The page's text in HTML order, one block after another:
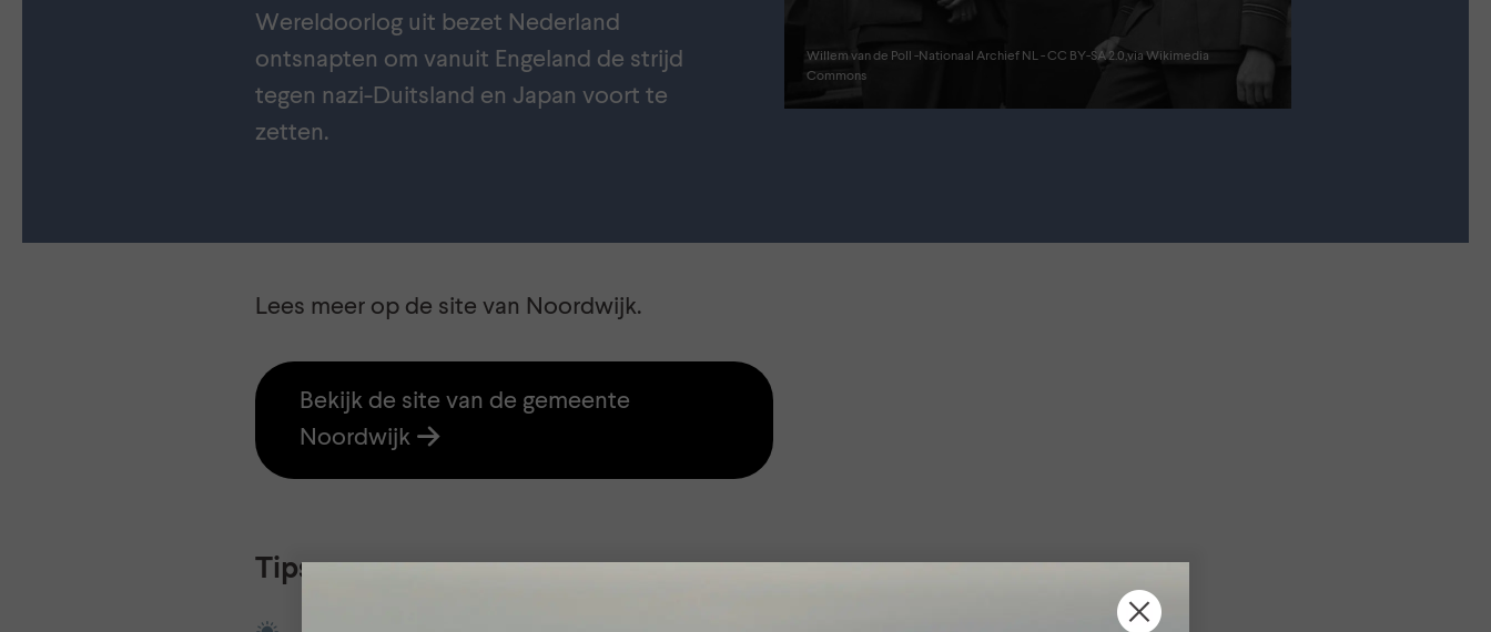
Willem van de Poll -Nationaal Archief NL - CC BY-SA 2.0,via Wikimedia
Commons
Wereldoorlog uit bezet Nederland
ontsnapten om vanuit Engeland de strijd
tegen nazi-Duitsland en Japan voort te
zetten.
Lees meer op de site van Noordwijk.
Bekijk de site van de gemeente
Noordwijk
Tips